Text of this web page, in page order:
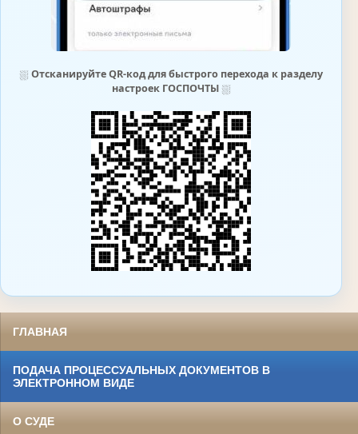
⛆ Отсканируйте QR-код для быстрого перехода к разделу
настроек ГОСПОЧТЫ⛆
ГЛАВНАЯ
ПОДАЧА ПРОЦЕССУАЛЬНЫХ ДОКУМЕНТОВ В
ЭЛЕКТРОННОМ ВИДЕ
О СУДЕ